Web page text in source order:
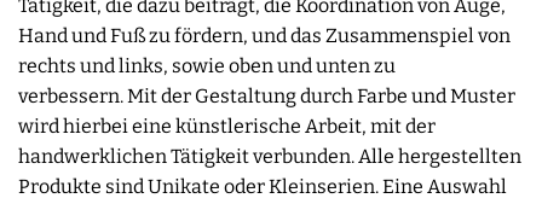
Tätigkeit, die dazu beiträgt, die Koordination von Auge,
Hand und Fuß zu fördern, und das Zusammenspiel von
rechts und links, sowie oben und unten zu
verbessern. Mit der Gestaltung durch Farbe und Muster
wird hierbei eine künstlerische Arbeit, mit der
handwerklichen Tätigkeit verbunden. Alle hergestellten
Produkte sind Unikate oder Kleinserien. Eine Auswahl